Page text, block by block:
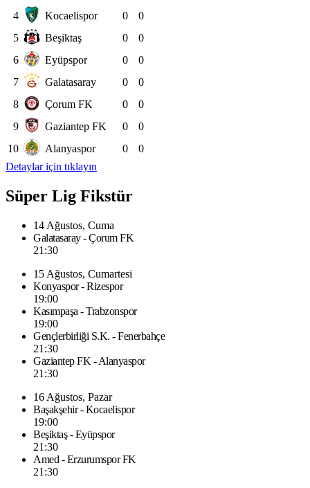
4
Kocaelispor 0
0
5
Beşiktaş 0
0
6
Eyüpspor 0
0
7
Galatasaray 0
0
8
Çorum FK 0
0
9
Gaziantep FK 0
0
10
Alanyaspor 0
0
Detaylar için tıklayın
Süper Lig Fikstür
14 Ağustos, Cuma
Galatasaray - Çorum FK
21:30
15 Ağustos, Cumartesi
Konyaspor - Rizespor
19:00
Kasımpaşa - Trabzonspor
19:00
Gençlerbirliği S.K. - Fenerbahçe
21:30
Gaziantep FK - Alanyaspor
21:30
16 Ağustos, Pazar
Başakşehir - Kocaelispor
19:00
Beşiktaş - Eyüpspor
21:30
Amed - Erzurumspor FK
21:30